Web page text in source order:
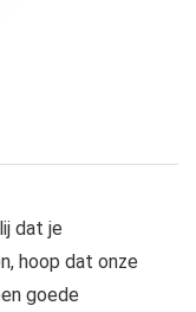
dat je
hoop dat onze
goede